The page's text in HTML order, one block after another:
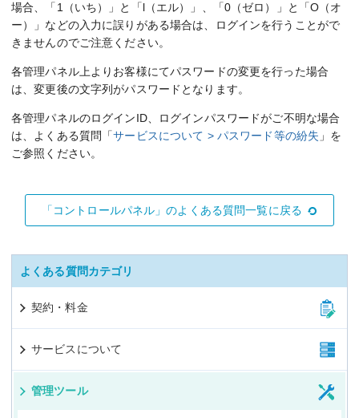
場合、「1（いち）」と「l（エル）」、「0（ゼロ）」と「O（オ
ー）」などの入力に誤りがある場合は、ログインを行うことがで
きませんのでご注意ください。
各管理パネル上よりお客様にてパスワードの変更を行った場合
は、変更後の文字列がパスワードとなります。
各管理パネルのログインID、ログインパスワードがご不明な場合
は、よくある質問「サービスについて > パスワード等の紛失 」を
ご参照ください。
「コントロールパネル」のよくある質問一覧に戻る
よくある質問カテゴリ
契約・料金
サービスについて
管理ツール